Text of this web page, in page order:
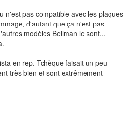
n'est pas compatible avec les plaques
d'autant que ça n'est pas
modèles Bellman le sont...
en rep. Tchèque faisait un peu
très bien et sont extrêmement